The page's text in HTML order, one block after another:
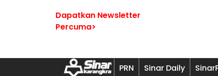
Dapatkan Newsletter
Percuma>
PRN Sinar Daily